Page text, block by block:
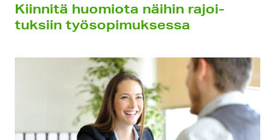
Kiin­nitä huomiota näihin rajoi­
tuksiin työ­sopimuksessa